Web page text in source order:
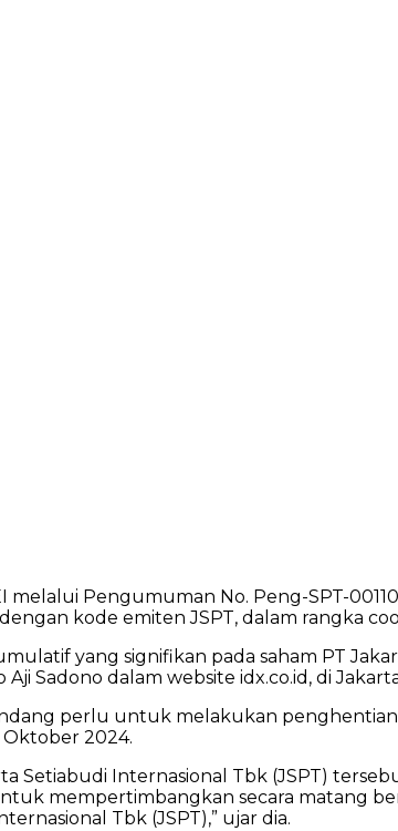
melalui Pengumuman No. Peng-SPT-
kode emiten JSPT, dalam rangka
yang signifikan pada saham PT
Sadono dalam website idx.co.id, di
perlu untuk melakukan
Oktober 2024.
Setiabudi Internasional Tbk (JSPT)
mempertimbangkan secara matang
Tbk (JSPT),” ujar dia.